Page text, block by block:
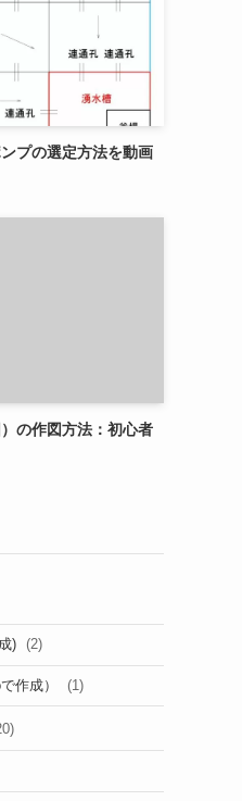
プの選定方法を動画
の作図方法：初心者
) (2)
作成） (1)